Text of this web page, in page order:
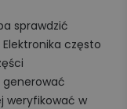
sprawdzić
często
weryfikować w